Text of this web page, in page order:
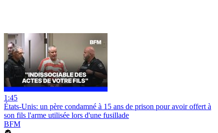
1:45
États-Unis: un père condamné à 15 ans de prison pour avoir offert à
son fils l'arme utilisée lors d'une fusillade
BFM